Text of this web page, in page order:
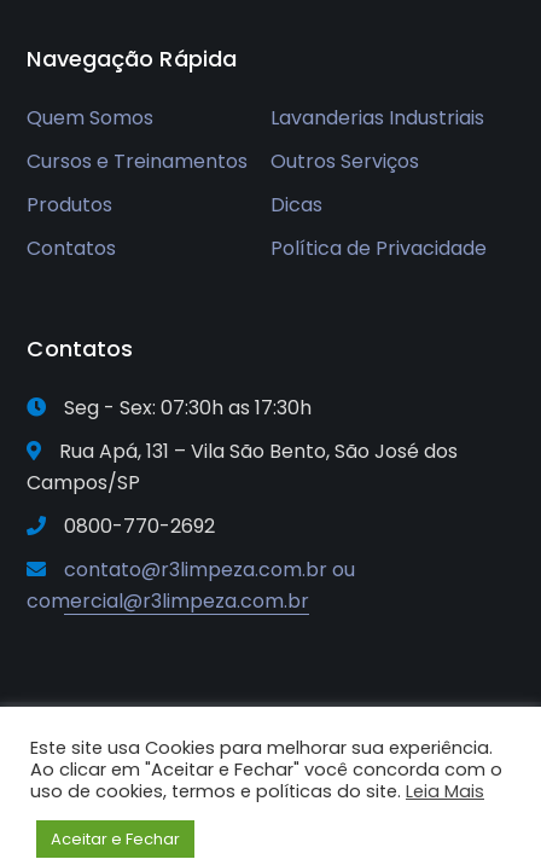
Navegação Rápida
Quem Somos
Lavanderias Industriais
Cursos e Treinamentos
Outros Serviços
Produtos
Dicas
Contatos
Política de Privacidade
Contatos
Seg - Sex: 07:30h as 17:30h
Rua Apá, 131 – Vila São Bento, São José dos
Campos/SP
0800-770-2692
contato@r3limpeza.com.br ou
comercial@r3limpeza.com.br
2025© R3 Soluções e Sistemas de
Higiene e Limpeza. Todos os
direitos reservados.
Criado por Criative Comunicação
Este site usa Cookies para melhorar sua experiência.
Ao clicar em "Aceitar e Fechar" você concorda com o
uso de cookies, termos e políticas do site. Leia Mais
Aceitar e Fechar